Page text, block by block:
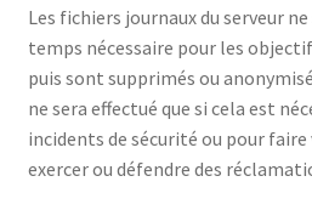
Les fichiers journaux du serveur
temps nécessaire pour les
puis sont supprimés ou
ne sera effectué que si cela est
incidents de sécurité ou pour
exercer ou défendre des